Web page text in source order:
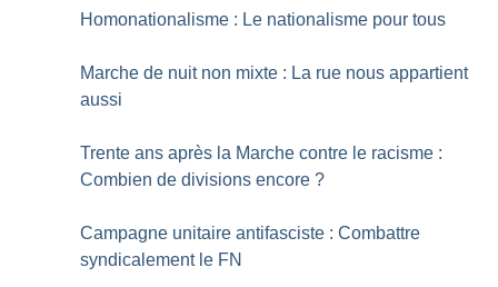
Homonationalisme : Le nationalisme pour tous
Marche de nuit non mixte : La rue nous appartient
aussi
Trente ans après la Marche contre le racisme :
Combien de divisions encore ?
Campagne unitaire antifasciste : Combattre
syndicalement le FN